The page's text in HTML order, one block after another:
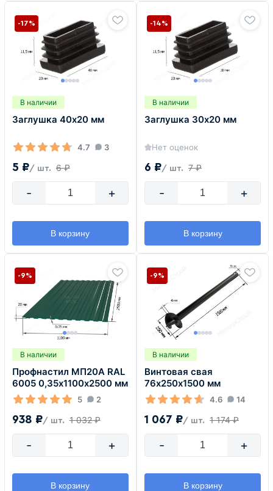
В наличии
Заглушка 40х20 мм
4.7 3
5 ₽/ шт. 6 ₽
-17%
- +
В корзину
В наличии
Заглушка 30х20 мм
Нет оценок
6 ₽/ шт. 7 ₽
-14%
- +
В корзину
В наличии
Профнастил МП20А RAL
6005 0,35х1100х2500 мм
5 2
938 ₽/ шт. 1 032 ₽
-9%
- +
В корзину
В наличии
Винтовая свая
76х250х1500 мм
4.6 14
1 067 ₽/ шт. 1 174 ₽
-9%
- +
В корзину